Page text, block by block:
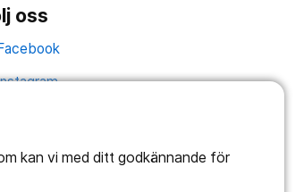
kan vi med ditt godkännande för
oss